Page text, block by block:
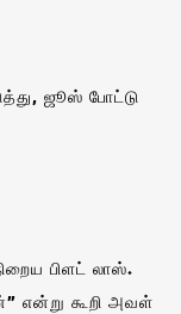
ஜூஸ் போட்டு
பிளட் லாஸ்.
என்று கூறி அவள்